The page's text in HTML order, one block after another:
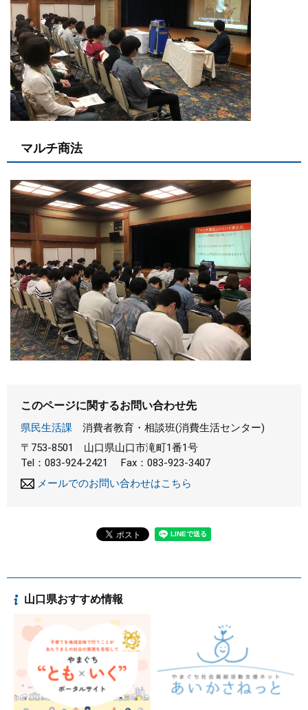
マルチ商法
このページに関するお問い合わせ先
県民生活課
消費者教育・相談班(消費生活センター)
〒753-8501
山口県山口市滝町1番1号
Tel：083-924-2421
Fax：083-923-3407
メールでのお問い合わせはこちら
山口県おすすめ情報